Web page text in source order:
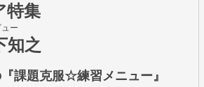
特集
ー
知之
課題克服☆練習メニュー』